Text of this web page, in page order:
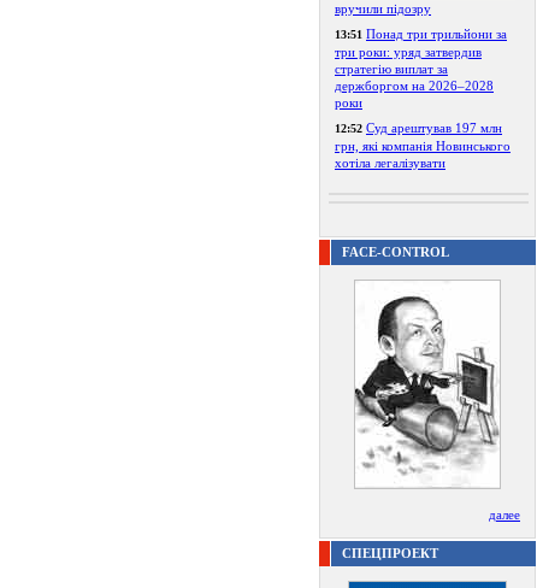
вручили підозру
13:51 Понад три трильйони за
три роки: уряд затвердив
стратегію виплат за
держборгом на 2026–2028
роки
12:52 Суд арештував 197 млн
грн, які компанія Новинського
хотіла легалізувати
FACE-CONTROL
далее
СПЕЦПРОЕКТ